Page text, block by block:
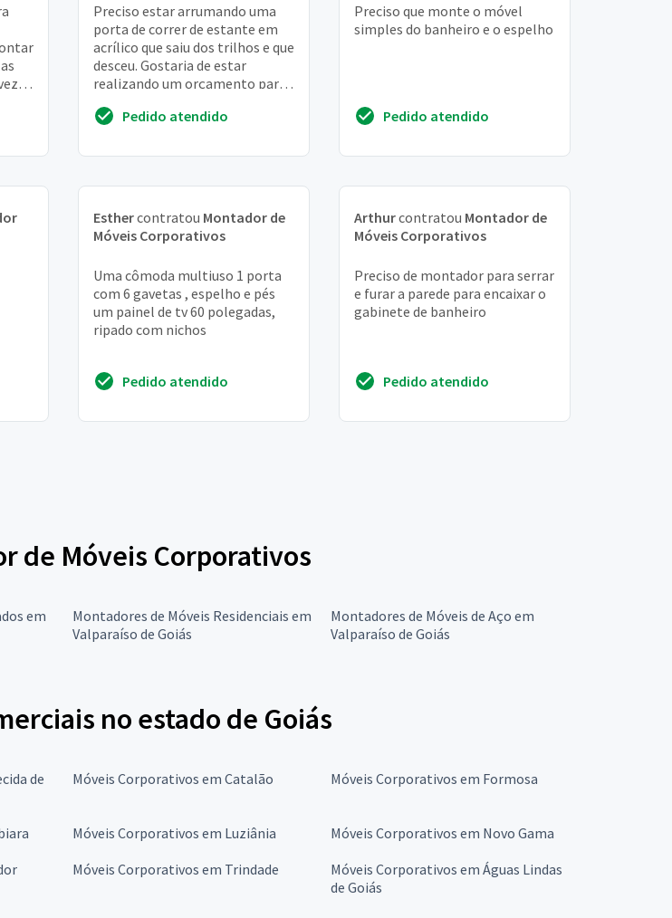
Preciso estar arrumando uma
porta de correr de estante em
acrílico que saiu dos trilhos e que
desceu. Gostaria de estar
realizando um orçamento para
Pedido atendido
Preciso que monte o móvel
simples do banheiro e o espelho
Pedido atendido
Esthercontratou Montador de
Móveis Corporativos
Uma cômoda multiuso 1 porta
com 6 gavetas , espelho e pés
um painel de tv 60 polegadas,
ripado com nichos
Pedido atendido
Arthurcontratou Montador de
Móveis Corporativos
Preciso de montador para serrar
e furar a parede para encaixar o
gabinete de banheiro
Pedido atendido
de Móveis Corporativos
em
Montadores de Móveis Residenciais em
Valparaíso de Goiás
Montadores de Móveis de Aço em
Valparaíso de Goiás
no estado de Goiás
de
Móveis Corporativos em Catalão Móveis Corporativos em Formosa
Móveis Corporativos em Luziânia
Móveis Corporativos em Novo Gama
Móveis Corporativos em Trindade
Móveis Corporativos em Águas Lindas
de Goiás